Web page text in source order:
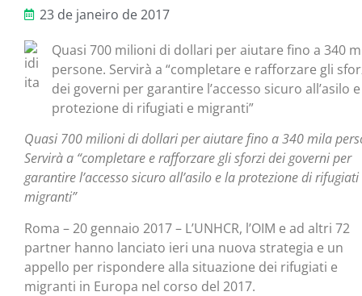
23 de janeiro de 2017
Quasi 700 milioni di dollari per aiutare fino a 340
persone. Servirà a “completare e rafforzare gli
dei governi per garantire l’accesso sicuro all’asilo
protezione di rifugiati e migranti”
Quasi 700 milioni di dollari per aiutare fino a 340 mila
Servirà a “completare e rafforzare gli sforzi dei governi per
garantire l’accesso sicuro all’asilo e la protezione di rifugiati
migranti”
Roma – 20 gennaio 2017 – L’UNHCR, l’OIM e ad altri 72
partner hanno lanciato ieri una nuova strategia e un
appello per rispondere alla situazione dei rifugiati e
migranti in Europa nel corso del 2017.